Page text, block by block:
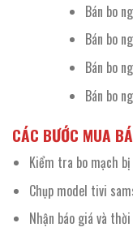
Bán bo
Bán bo
Bán bo
Bán bo
CÁC BƯỚC MUA
Kiểm tra bo mạch
Chụp model tivi
Nhận báo giá và